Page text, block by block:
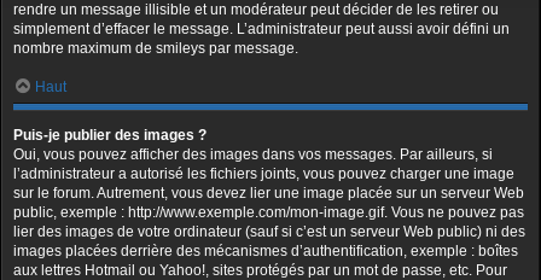
rendre un message illisible et un modérateur peut décider de les retirer ou
simplement d’effacer le message. L’administrateur peut aussi avoir défini un
nombre maximum de smileys par message.
Haut
Puis-je publier des images ?
Oui, vous pouvez afficher des images dans vos messages. Par ailleurs, si
l’administrateur a autorisé les fichiers joints, vous pouvez charger une image
sur le forum. Autrement, vous devez lier une image placée sur un serveur Web
public, exemple : http://www.exemple.com/mon-image.gif. Vous ne pouvez pas
lier des images de votre ordinateur (sauf si c’est un serveur Web public) ni des
images placées derrière des mécanismes d’authentification, exemple : boîtes
aux lettres Hotmail ou Yahoo!, sites protégés par un mot de passe, etc. Pour